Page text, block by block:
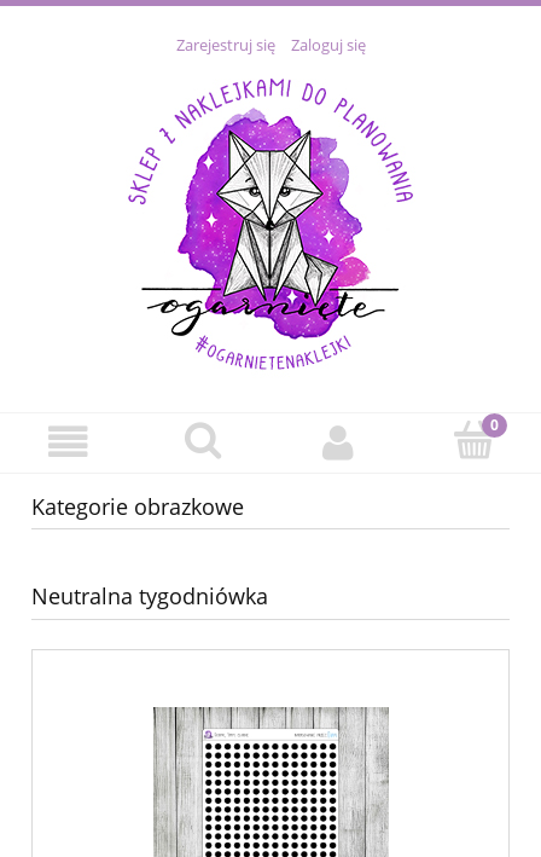
Zarejestruj się Zaloguj się
Kategorie obrazkowe
Neutralna tygodniówka